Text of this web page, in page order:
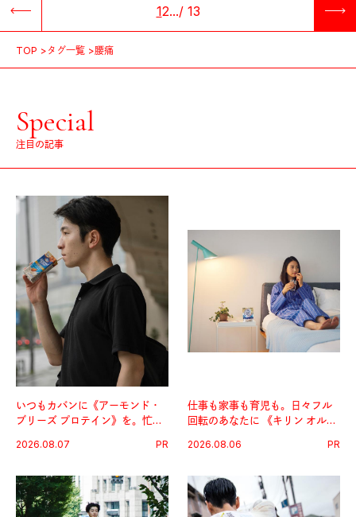
12.../ 13
TOP タグ一覧 腰痛
Special
注目の記事
いつもカバンに《アーモンド・
ブリーズ プロテイン》を。忙し
グ習慣。
2026.08.07 PR
仕事も家事も育児も。日々フル
回転のあなたに 《キリン オルニ
2026.08.06 PR